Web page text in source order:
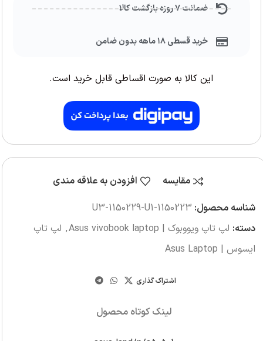
ضمانت ۷ روزه بازگشت کالا
خرید قسطی ۱۸ ماهه بدون ضامن
این کالا به صورت اقساطی قابل خرید است.
مقایسه
افزودن به علاقه مندی
شناسه محصول: U3-1150229-U1-1150223
دسته: لپ تاپ ویووبوک | Asus vivobook laptop , لپ تاپ
ایسوس | Asus Laptop
اشتراک گذاری
لینک کوتاه محصول